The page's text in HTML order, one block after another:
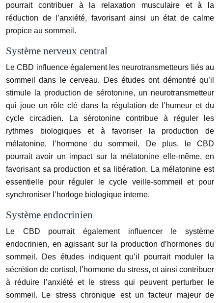
pourrait contribuer à la relaxation musculaire et à la
réduction de l’anxiété, favorisant ainsi un état de calme
propice au sommeil.
Système nerveux central
Le CBD influence également les neurotransmetteurs liés au
sommeil dans le cerveau. Des études ont démontré qu’il
stimule la production de sérotonine, un neurotransmetteur
qui joue un rôle clé dans la régulation de l’humeur et du
cycle circadien. La sérotonine contribue à réguler les
rythmes biologiques et à favoriser la production de
mélatonine, l’hormone du sommeil. De plus, le CBD
pourrait avoir un impact sur la mélatonine elle-même, en
favorisant sa production et sa libération. La mélatonine est
essentielle pour réguler le cycle veille-sommeil et pour
synchroniser l’horloge biologique interne.
Système endocrinien
Le CBD pourrait également influencer le système
endocrinien, en agissant sur la production d’hormones du
sommeil. Des études indiquent qu’il pourrait moduler la
sécrétion de cortisol, l’hormone du stress, et ainsi contribuer
à réduire l’anxiété et le stress qui peuvent perturber le
sommeil. Le stress chronique est un facteur majeur de